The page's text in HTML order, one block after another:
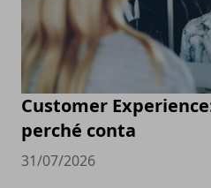
Customer
perché conta
31/07/2026